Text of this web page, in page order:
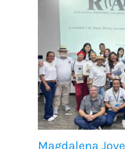
Magdalena